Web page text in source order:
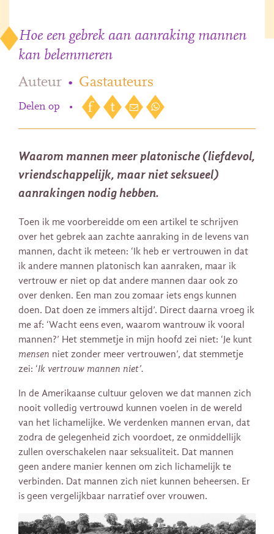
Hoe een gebrek aan aanraking mannen
kan belemmeren
Auteur • Gastauteurs
Delen op •
Waarom mannen meer platonische (liefdevol,
vriendschappelijk, maar niet seksueel)
aanrakingen nodig hebben.
Toen ik me voorbereidde om een artikel te schrijven
over het gebrek aan zachte aanraking in de levens van
mannen, dacht ik meteen: ‘Ik heb er vertrouwen in dat
ik andere mannen platonisch kan aanraken, maar ik
vertrouw er niet op dat andere mannen daar ook zo
over denken. Een man zou zomaar iets engs kunnen
doen. Dat doen ze immers altijd’. Direct daarna vroeg ik
me af: ‘Wacht eens even, waarom wantrouw ik vooral
mannen?’ Het stemmetje in mijn hoofd zei niet: ‘Je kunt
mensen niet zonder meer vertrouwen’, dat stemmetje
zei: ‘Ik vertrouw mannen niet’.
In de Amerikaanse cultuur geloven we dat mannen zich
nooit volledig vertrouwd kunnen voelen in de wereld
van het lichamelijke. We verdenken mannen ervan, dat
zodra de gelegenheid zich voordoet, ze onmiddellijk
zullen overschakelen naar seksualiteit. Dat mannen
geen andere manier kennen om zich lichamelijk te
verbinden. Dat mannen zich niet kunnen beheersen. Er
is geen vergelijkbaar narratief over vrouwen.